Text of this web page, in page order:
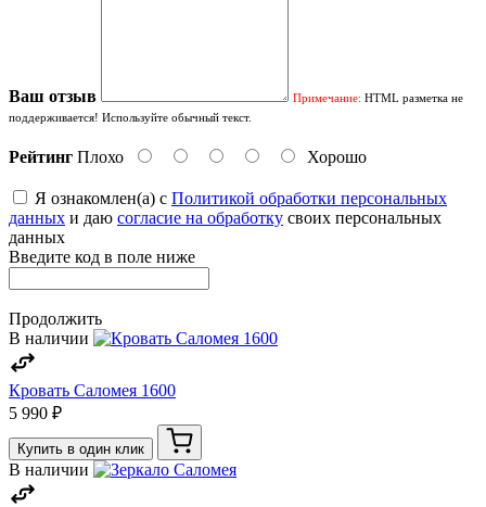
Ваш отзыв Примечание: HTML разметка не
поддерживается! Используйте обычный текст.
Рейтинг Плохо Хорошо
Я ознакомлен(а) с Политикой обработки персональных
данных и даю согласие на обработку своих персональных
данных
Введите код в поле ниже
Продолжить
В наличии
Кровать Саломея 1600
5 990 ₽
Купить в один клик
В наличии